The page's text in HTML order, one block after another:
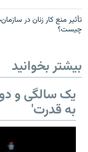
تأثیر منع کار زنان در
چیست؟
بیشتر بخوانید
یک سالگی و
به قدرت'